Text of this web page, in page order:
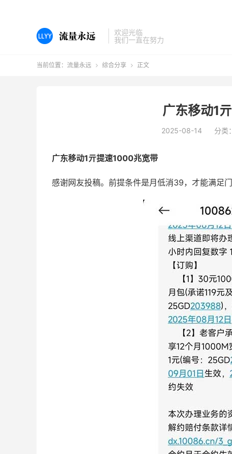
欢迎光临
我们一直在努力
当前位置： 流量永远  综合分享  正文
广东移动1
2025-08-14 分类：
广东移动1亓提速1000兆宽带
感谢网友投稿。前提条件是月低消39，才能满足